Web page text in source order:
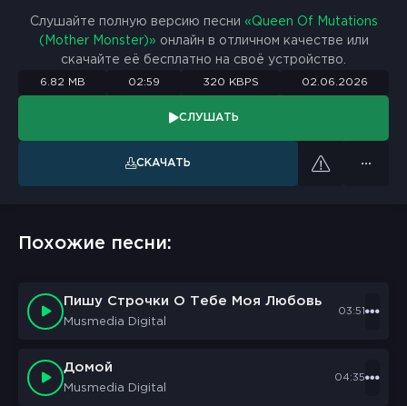
Слушайте полную версию песни «Queen Of Mutations
(Mother Monster)» онлайн в отличном качестве или
скачайте её бесплатно на своё устройство.
6.82 MB 02:59 320 KBPS 02.06.2026
СЛУШАТЬ
СКАЧАТЬ
Похожие песни:
Пишу Строчки О Тебе Моя Любовь
Musmedia Digital
03:51
Домой
Musmedia Digital
04:35